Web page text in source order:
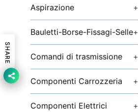
Aspirazione +
Bauletti-Borse-Fissagi-Selle+
Comandi di trasmissione +
Componenti Carrozzeria +
Componenti Elettrici +
SHARE